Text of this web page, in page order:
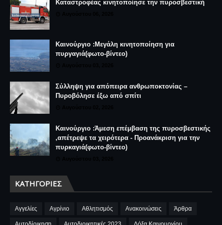
Καταστροφέας κινητοποίησε την πυροσβεστική
Καινούργιο :Μεγάλη κινητοποίηση για
πυργαγιά(φωτο-βίντεο)
Σύλληψη για απόπειρα ανθρωποκτονίας –
Πυροβόλησε έξω από σπίτι
Καινούργιο :Άμεση επέμβαση της πυροσβεστικής
,απέτρεψε τα χειρότερα - Προανάκριση για την
πυρκαγιά(φωτο-βίντεο)
ΚΑΤΗΓΟΡΊΕΣ
Αγγελίες Αγρίνιο Αθλητισμός Ανακοινώσεις Άρθρα